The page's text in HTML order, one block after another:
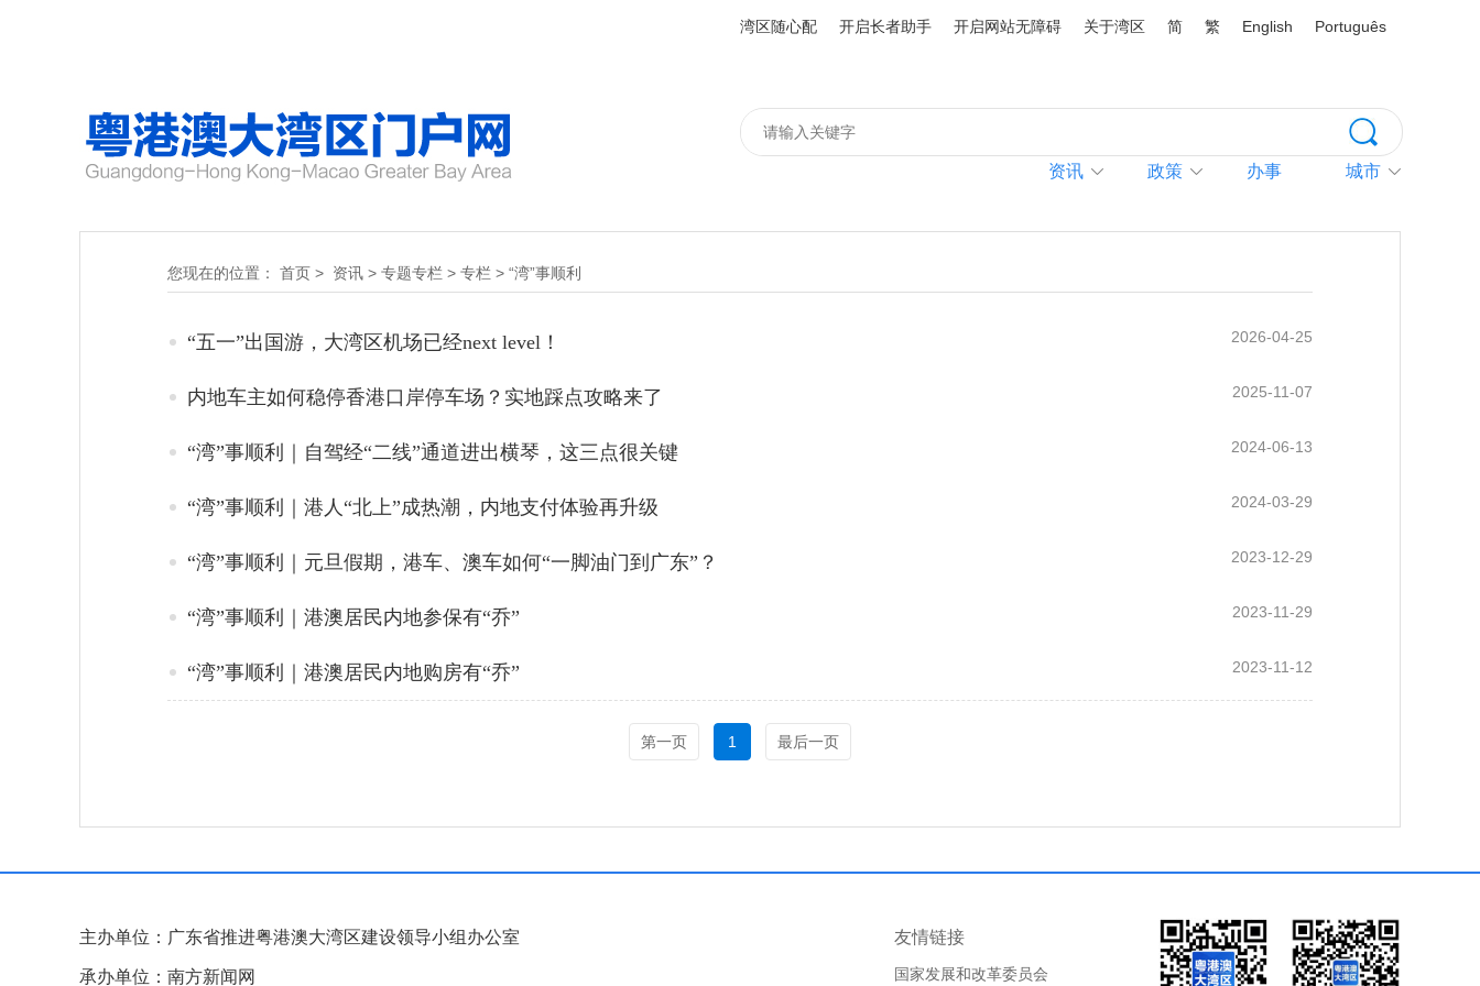
湾区随心配 开启长者助手 开启网站无障碍 关于湾区 简 繁 English Português
资讯 政策 办事 城市
您现在的位置： 首页 > 资讯 > 专题专栏 > 专栏 > “湾”事顺利
“五一”出国游，大湾区机场已经next level！ 2026-04-25
内地车主如何稳停香港口岸停车场？实地踩点攻略来了 2025-11-07
“湾”事顺利｜自驾经“二线”通道进出横琴，这三点很关键 2024-06-13
“湾”事顺利｜港人“北上”成热潮，内地支付体验再升级 2024-03-29
“湾”事顺利｜元旦假期，港车、澳车如何“一脚油门到广东”？ 2023-12-29
“湾”事顺利｜港澳居民内地参保有“乔” 2023-11-29
“湾”事顺利｜港澳居民内地购房有“乔” 2023-11-12
第一页 1 最后一页
主办单位：广东省推进粤港澳大湾区建设领导小组办公室
承办单位：南方新闻网
友情链接
国家发展和改革委员会